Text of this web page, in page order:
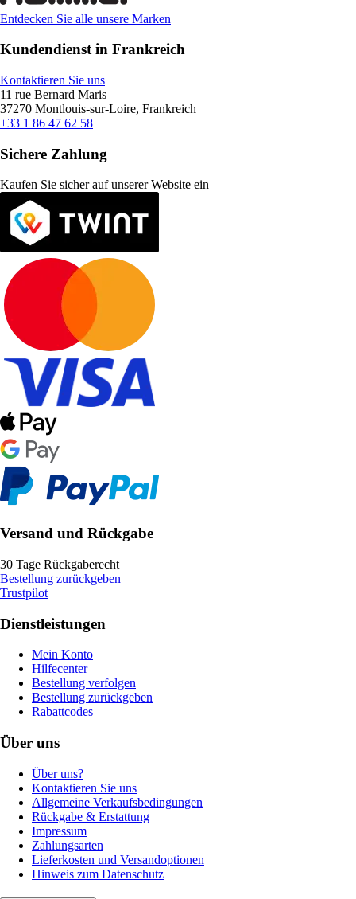
Entdecken Sie alle unsere Marken
Kundendienst in Frankreich
Kontaktieren Sie uns
11 rue Bernard Maris
37270 Montlouis-sur-Loire, Frankreich
+33 1 86 47 62 58
Sichere Zahlung
Kaufen Sie sicher auf unserer Website ein
Versand und Rückgabe
30 Tage Rückgaberecht
Bestellung zurückgeben
Trustpilot
Dienstleistungen
Mein Konto
Hilfecenter
Bestellung verfolgen
Bestellung zurückgeben
Rabattcodes
Über uns
Über uns?
Kontaktieren Sie uns
Allgemeine Verkaufsbedingungen
Rückgabe & Erstattung
Impressum
Zahlungsarten
Lieferkosten und Versandoptionen
Hinweis zum Datenschutz